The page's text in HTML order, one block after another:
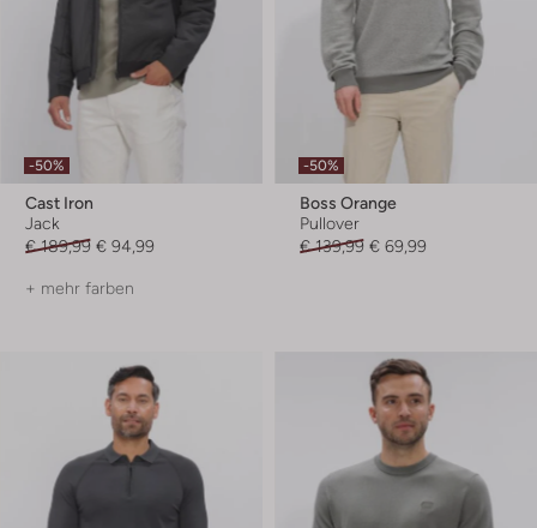
-50%
Cast Iron
Jack
€ 189,99 € 94,99
+ mehr farben
-50%
Boss Orange
Pullover
€ 139,99 € 69,99